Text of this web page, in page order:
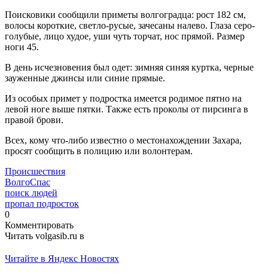
Поисковики сообщили приметы волгоградца: рост 182 см,
волосы короткие, светло-русые, зачесаны налево. Глаза серо-
голубые, лицо худое, уши чуть торчат, нос прямой. Размер
ноги 45.
В день исчезновения был одет: зимняя синяя куртка, черные
зауженные джинсы или синие прямые.
Из особых примет у подростка имеется родимое пятно на
левой ноге выше пятки. Также есть проколы от пирсинга в
правой брови.
Всех, кому что-либо известно о местонахождении Захара,
просят сообщить в полицию или волонтерам.
Происшествия
ВолгоСпас
поиск людей
пропал подросток
0
Комментировать
Читать volgasib.ru в
Читайте в Яндекс Новостях